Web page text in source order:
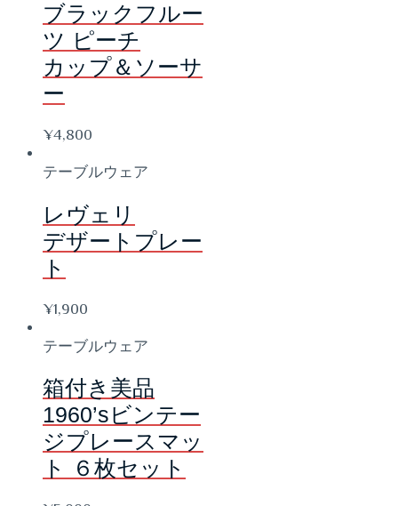
ブラックフルー
ツ ピーチ
カップ＆ソーサ
ー
¥4,800
テーブルウェア
レヴェリ
デザートプレー
ト
¥1,900
テーブルウェア
箱付き美品
1960’sビンテー
ジプレースマッ
ト ６枚セット